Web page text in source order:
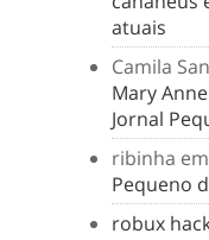
atuais
Camila
Mary
Jornal
ribinha em
Pequeno
robux